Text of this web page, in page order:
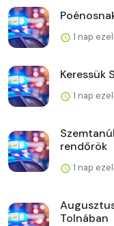
1 nap
Keressük
1 nap
rendőrök
1 nap
Tolnában